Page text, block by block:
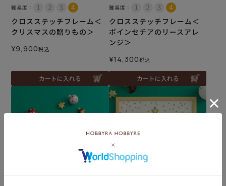
難易度：
クロスステッチフレーム＜
クリスマスの贈りもの＞
¥9,900税込
カートに入れる
難易度：
クロスステッチフレーム＜
ポインセチアのリースアレ
ンジ＞
¥14,300税込
カートに入れる